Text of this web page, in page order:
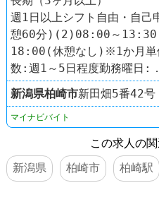
週1日以上シフト自由・自
憩60分)(2)08:00～
18:00(休憩なし)※1か月単
数:週1～5日程度勤務曜日:
新潟県柏崎市新田畑5番42号
マイナビバイト
この求人の
新潟県
柏崎市 柏崎駅